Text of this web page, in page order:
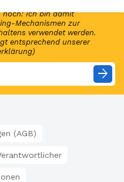
noch: Ich bin damit
Mechanismen zur
verwendet werden.
entsprechend unserer
arrow_forward
(AGB)